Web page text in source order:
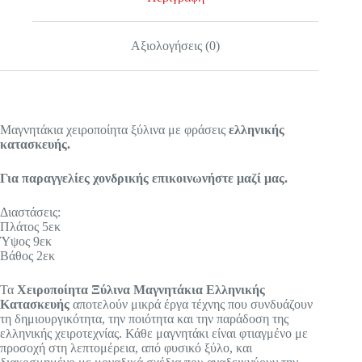
Αξιολογήσεις (0)
Μαγνητάκια χειροποίητα ξύλινα με φράσεις ελληνικής
κατασκευής.
Για παραγγελίες χονδρικής επικοινωνήστε μαζί μας.
Διαστάσεις:
Πλάτος 5εκ
Ύψος 9εκ
Βάθος 2εκ
Τα Χειροποίητα Ξύλινα Μαγνητάκια Ελληνικής
Κατασκευής αποτελούν μικρά έργα τέχνης που συνδυάζουν
τη δημιουργικότητα, την ποιότητα και την παράδοση της
ελληνικής χειροτεχνίας. Κάθε μαγνητάκι είναι φτιαγμένο με
προσοχή στη λεπτομέρεια, από φυσικό ξύλο, και